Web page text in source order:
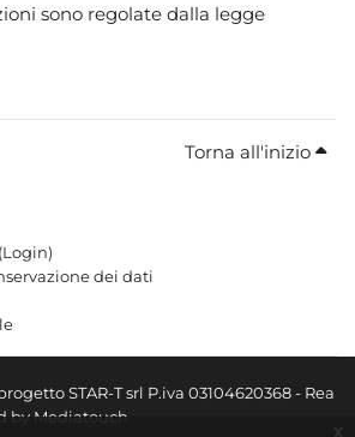
x
sono regolate dalla legge
Torna all'inizio
Login)
dei dati
STAR-T srl P.iva 03104620368 - Rea
by Mediatouch